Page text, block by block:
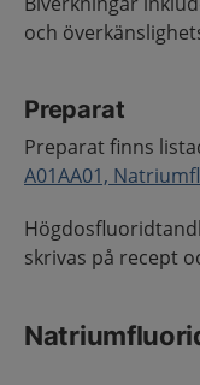
och
Preparat
Preparat finns
A01AA01,
skrivas på recept